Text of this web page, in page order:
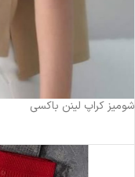
شومیز کراپ لینن باکسی